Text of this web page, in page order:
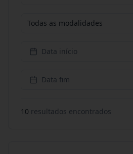
Todas as modalidades
Data início
Data fim
10 resultados encontrados